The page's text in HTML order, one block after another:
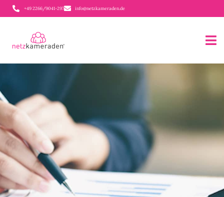
+49 2266/9041-297 info@netzkameraden.de